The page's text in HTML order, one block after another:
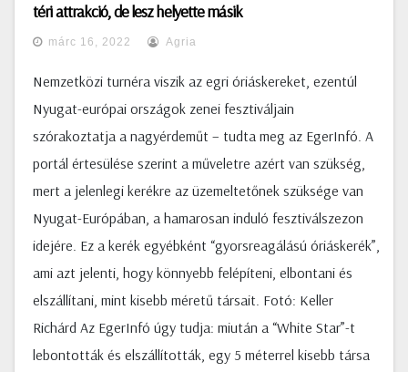
téri attrakció, de lesz helyette másik
márc 16, 2022 Agria
Nemzetközi turnéra viszik az egri óriáskereket, ezentúl
Nyugat-európai országok zenei fesztiváljain
szórakoztatja a nagyérdeműt – tudta meg az EgerInfó. A
portál értesülése szerint a műveletre azért van szükség,
mert a jelenlegi kerékre az üzemeltetőnek szüksége van
Nyugat-Európában, a hamarosan induló fesztiválszezon
idejére. Ez a kerék egyébként “gyorsreagálású óriáskerék”,
ami azt jelenti, hogy könnyebb felépíteni, elbontani és
elszállítani, mint kisebb méretű társait. Fotó: Keller
Richárd Az EgerInfó úgy tudja: miután a “White Star”-t
lebontották és elszállították, egy 5 méterrel kisebb társa